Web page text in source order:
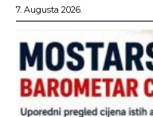
7. Augusta 2026.